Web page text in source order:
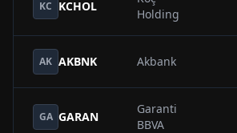
KC KCHOL
Holding
AK AKBNK Akbank
GA GARAN
Garanti
BBVA